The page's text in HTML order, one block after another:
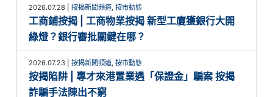
2026.07.28 |按揭新聞頻道 ,按市動態
工商鋪按揭 | 工商物業按揭 新型工廈獲銀行大開
綠燈？銀行審批關鍵在哪？
2026.07.23 |按揭新聞頻道 ,按市動態
按揭陷阱 | 專才來港置業遇「保證金」騙案 按揭
詐騙手法陳出不窮